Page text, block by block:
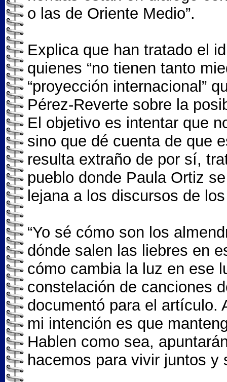
o las de Oriente Medio”.
Explica que han tratado el
quienes “no tienen tanto
“proyección internacional”
Pérez-Reverte sobre la
El objetivo es intentar que
sino que dé cuenta de que
resulta extraño de por sí,
pueblo donde Paula Ortiz
lejana a los discursos de
“Yo sé cómo son los
dónde salen las liebres en
cómo cambia la luz en ese
constelación de canciones
documentó para el artículo.
mi intención es que
Hablen como sea,
hacemos para vivir juntos y